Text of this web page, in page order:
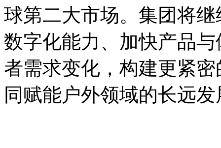
球第二大市场。集团将
数字化能力、加快产品
者需求变化，构建更紧
同赋能户外领域的长远发